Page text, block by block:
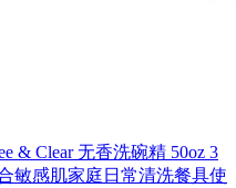
& Clear 无香洗碗精 50oz 3
敏感肌家庭日常清洗餐具使